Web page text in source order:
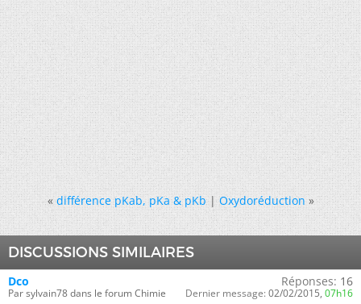
« différence pKab, pKa & pKb|Oxydoréduction »
DISCUSSIONS SIMILAIRES
Dco
Par sylvain78 dans le forum Chimie
Réponses: 16
Dernier message: 02/02/2015, 07h16